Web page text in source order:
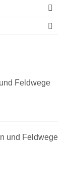
Feldwege
und Feldwege